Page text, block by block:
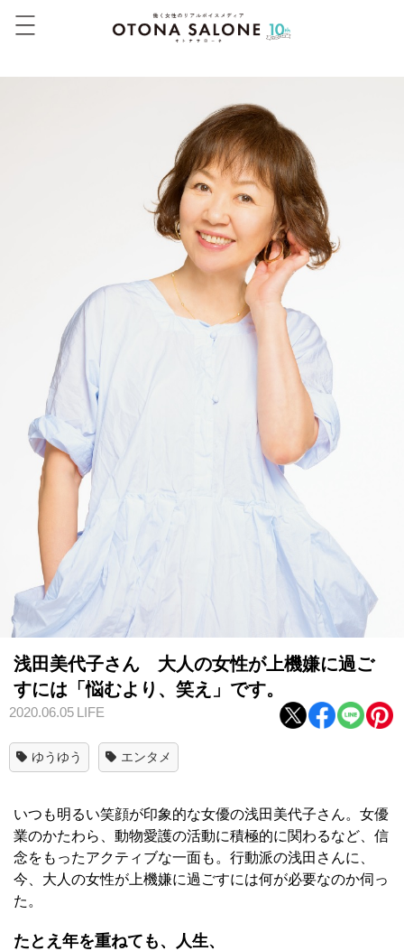
浅田美代子さん 大人の女性が上機嫌に過ご
すには「悩むより、笑え」です。
2020.06.05 LIFE
ゆうゆう エンタメ
いつも明るい笑顔が印象的な女優の浅田美代子さん。女優
業のかたわら、動物愛護の活動に積極的に関わるなど、信
念をもったアクティブな一面も。行動派の浅田さんに、
今、大人の女性が上機嫌に過ごすには何が必要なのか伺っ
た。
たとえ年を重ねても、人生、